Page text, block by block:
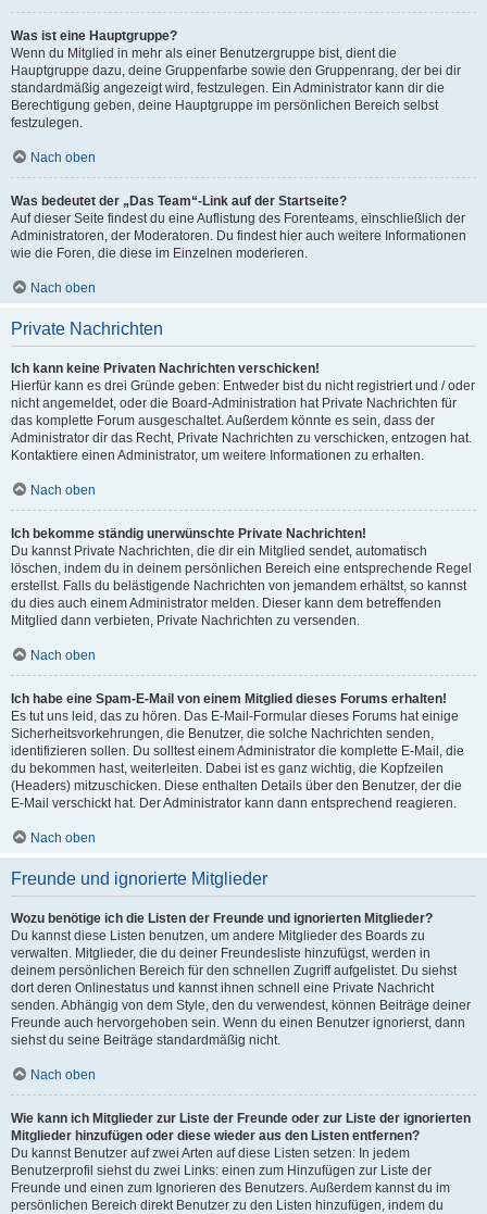
Was ist eine Hauptgruppe?
Wenn du Mitglied in mehr als einer Benutzergruppe bist, dient die
Hauptgruppe dazu, deine Gruppenfarbe sowie den Gruppenrang, der bei dir
standardmäßig angezeigt wird, festzulegen. Ein Administrator kann dir die
Berechtigung geben, deine Hauptgruppe im persönlichen Bereich selbst
festzulegen.
Nach oben
Was bedeutet der „Das Team“-Link auf der Startseite?
Auf dieser Seite findest du eine Auflistung des Forenteams, einschließlich der
Administratoren, der Moderatoren. Du findest hier auch weitere Informationen
wie die Foren, die diese im Einzelnen moderieren.
Nach oben
Private Nachrichten
Ich kann keine Privaten Nachrichten verschicken!
Hierfür kann es drei Gründe geben: Entweder bist du nicht registriert und / oder
nicht angemeldet, oder die Board-Administration hat Private Nachrichten für
das komplette Forum ausgeschaltet. Außerdem könnte es sein, dass der
Administrator dir das Recht, Private Nachrichten zu verschicken, entzogen hat.
Kontaktiere einen Administrator, um weitere Informationen zu erhalten.
Nach oben
Ich bekomme ständig unerwünschte Private Nachrichten!
Du kannst Private Nachrichten, die dir ein Mitglied sendet, automatisch
löschen, indem du in deinem persönlichen Bereich eine entsprechende Regel
erstellst. Falls du belästigende Nachrichten von jemandem erhältst, so kannst
du dies auch einem Administrator melden. Dieser kann dem betreffenden
Mitglied dann verbieten, Private Nachrichten zu versenden.
Nach oben
Ich habe eine Spam-E-Mail von einem Mitglied dieses Forums erhalten!
Es tut uns leid, das zu hören. Das E-Mail-Formular dieses Forums hat einige
Sicherheitsvorkehrungen, die Benutzer, die solche Nachrichten senden,
identifizieren sollen. Du solltest einem Administrator die komplette E-Mail, die
du bekommen hast, weiterleiten. Dabei ist es ganz wichtig, die Kopfzeilen
(Headers) mitzuschicken. Diese enthalten Details über den Benutzer, der die
E-Mail verschickt hat. Der Administrator kann dann entsprechend reagieren.
Nach oben
Freunde und ignorierte Mitglieder
Wozu benötige ich die Listen der Freunde und ignorierten Mitglieder?
Du kannst diese Listen benutzen, um andere Mitglieder des Boards zu
verwalten. Mitglieder, die du deiner Freundesliste hinzufügst, werden in
deinem persönlichen Bereich für den schnellen Zugriff aufgelistet. Du siehst
dort deren Onlinestatus und kannst ihnen schnell eine Private Nachricht
senden. Abhängig von dem Style, den du verwendest, können Beiträge deiner
Freunde auch hervorgehoben sein. Wenn du einen Benutzer ignorierst, dann
siehst du seine Beiträge standardmäßig nicht.
Nach oben
Wie kann ich Mitglieder zur Liste der Freunde oder zur Liste der ignorierten
Mitglieder hinzufügen oder diese wieder aus den Listen entfernen?
Du kannst Benutzer auf zwei Arten auf diese Listen setzen: In jedem
Benutzerprofil siehst du zwei Links: einen zum Hinzufügen zur Liste der
Freunde und einen zum Ignorieren des Benutzers. Außerdem kannst du im
persönlichen Bereich direkt Benutzer zu den Listen hinzufügen, indem du